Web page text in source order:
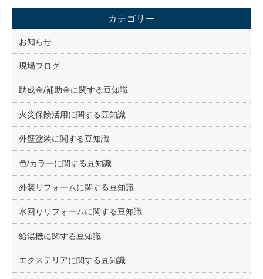
カテゴリー
お知らせ
現場ブログ
助成金/補助金に関する豆知識
火災保険活用に関する豆知識
外壁塗装に関する豆知識
色/カラーに関する豆知識
外装リフォームに関する豆知識
水回りリフォームに関する豆知識
給湯機に関する豆知識
エクステリアに関する豆知識